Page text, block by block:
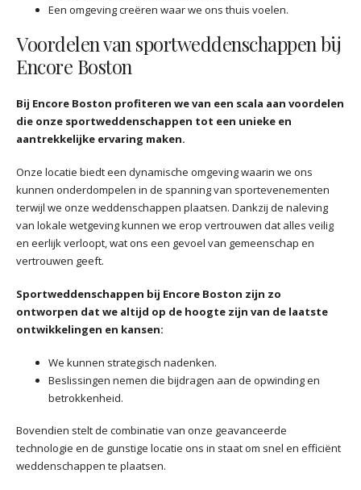
Een omgeving creëren waar we ons thuis voelen.
Voordelen van sportweddenschappen bij
Encore Boston
Bij Encore Boston profiteren we van een scala aan voordelen
die onze sportweddenschappen tot een unieke en
aantrekkelijke ervaring maken.
Onze locatie biedt een dynamische omgeving waarin we ons
kunnen onderdompelen in de spanning van sportevenementen
terwijl we onze weddenschappen plaatsen. Dankzij de naleving
van lokale wetgeving kunnen we erop vertrouwen dat alles veilig
en eerlijk verloopt, wat ons een gevoel van gemeenschap en
vertrouwen geeft.
Sportweddenschappen bij Encore Boston zijn zo
ontworpen dat we altijd op de hoogte zijn van de laatste
ontwikkelingen en kansen:
We kunnen strategisch nadenken.
Beslissingen nemen die bijdragen aan de opwinding en
betrokkenheid.
Bovendien stelt de combinatie van onze geavanceerde
technologie en de gunstige locatie ons in staat om snel en efficiënt
weddenschappen te plaatsen.